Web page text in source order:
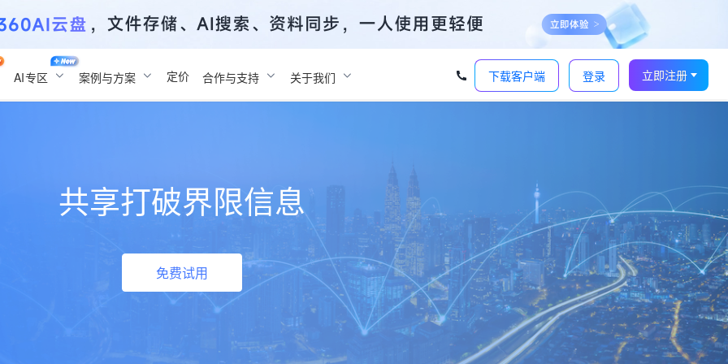
AI专区 案例与方案 定价 合作与支持 关于我们 下载客户端 登录 立即注册
共享打破界限信息
免费试用